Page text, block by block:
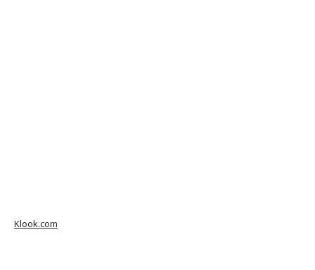
Klook.com